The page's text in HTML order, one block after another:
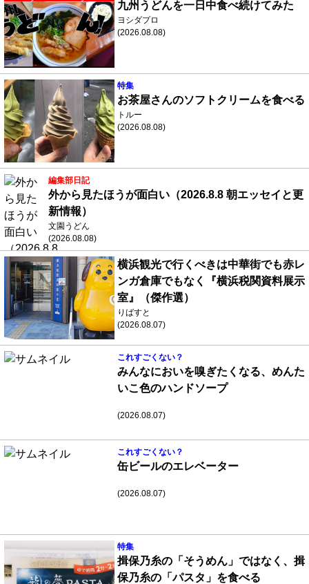
九州うどんを一日中食べ続けてみた
ヨシダプロ
(2026.08.08)
特集
お茶屋さんのソフトクリームを食べる
トルー
(2026.08.08)
編集部日記
外から見たほうが面白い（2026.8.8 朝エッセイと更
新情報）
文園うどん
(2026.08.08)
横浜観光で行くべきは中華街でも赤レ
ンガ倉庫でもなく『横浜税関資料展示
室』（傑作選）
りばすと
(2026.08.07)
これすごくない？
みんなにおいを嗅ぎたくなる、めんた
いこ色のハンドソープ
(2026.08.07)
これすごくない？
缶ビールのエレベーター
(2026.08.07)
特集
揖保乃糸の「そうめん」ではなく、揖
保乃糸の「パスタ」を食べる